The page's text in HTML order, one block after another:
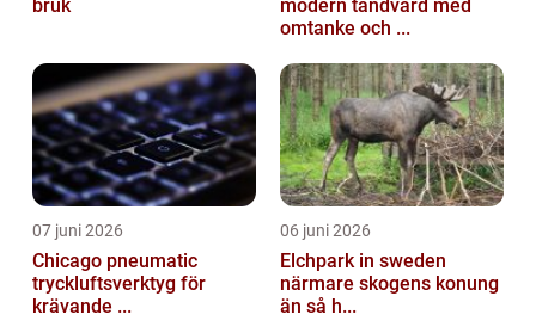
bruk
modern tandvård med
omtanke och ...
07 juni 2026
Chicago pneumatic
tryckluftsverktyg för
krävande ...
06 juni 2026
Elchpark in sweden
närmare skogens konung
än så h...